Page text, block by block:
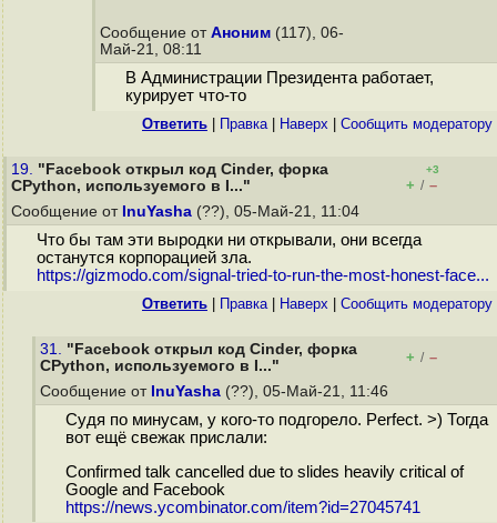
Сообщение от Аноним (117), 06-
Май-21, 08:11
В Администрации Президента работает,
курирует что-то
Ответить Правка| Наверх Cообщить модератору
19. "Facebook открыл код Cinder, форка
CPython, используемого в I..."
+3
+ / –
Сообщение от InuYasha (??), 05-Май-21, 11:04
Что бы там эти выродки ни открывали, они всегда
останутся корпорацией зла.
https://gizmodo.com/signal-tried-to-run-the-most-honest-face...
Ответить Правка| Наверх Cообщить модератору
31. "Facebook открыл код Cinder, форка
CPython, используемого в I..."
+ / –
Сообщение от InuYasha (??), 05-Май-21, 11:46
Судя по минусам, у кого-то подгорело. Perfect. >) Тогда
вот ещё свежак прислали:
Confirmed talk cancelled due to slides heavily critical of
Google and Facebook
https://news.ycombinator.com/item?id=27045741